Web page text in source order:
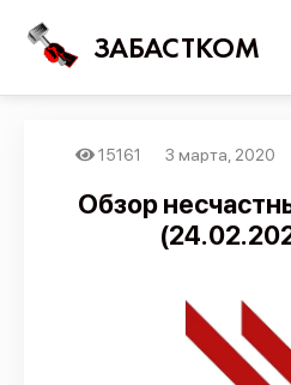
ЗАБАСТКОМ
Карта
Трудовые
15161 3 марта, 2020
Обзор